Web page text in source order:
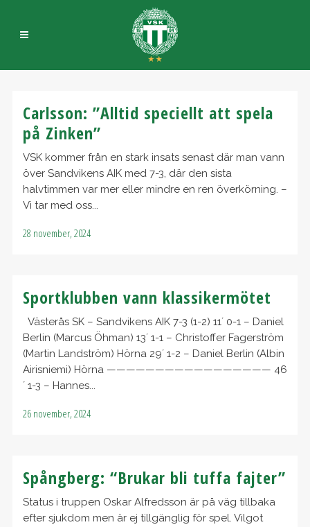
Carlsson: ”Alltid speciellt att spela
på Zinken”
VSK kommer från en stark insats senast där man vann
över Sandvikens AIK med 7-3, där den sista
halvtimmen var mer eller mindre en ren överkörning. –
Vi tar med oss...
28 november, 2024
Sportklubben vann klassikermötet
Västerås SK – Sandvikens AIK 7-3 (1-2) 11´ 0-1 – Daniel
Berlin (Marcus Öhman) 13´ 1-1 – Christoffer Fagerström
(Martin Landström) Hörna 29´ 1-2 – Daniel Berlin (Albin
Airisniemi) Hörna ————————————————— 46
´ 1-3 – Hannes...
26 november, 2024
Spångberg: “Brukar bli tuffa fajter”
Status i truppen Oskar Alfredsson är på väg tillbaka
efter sjukdom men är ej tillgänglig för spel. Vilgot